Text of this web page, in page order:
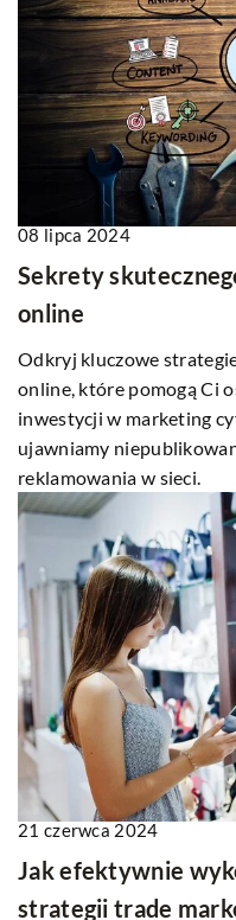
08 lipca 2024
Sekrety
online
Odkryj kluczowe
online, które pomogą Ci
inwestycji w marketing
ujawniamy
reklamowania w sieci.
21 czerwca 2024
Jak efektywnie
strategii trade